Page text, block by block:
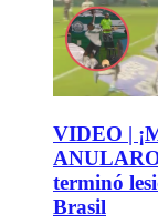
VIDEO |
terminó
Brasil